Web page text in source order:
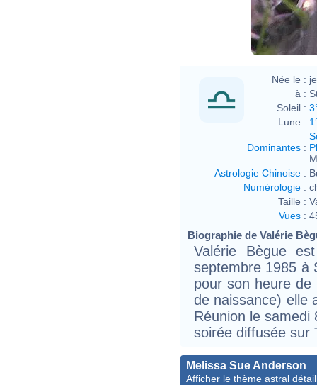
Née le :
à :
Soleil :
Lune :
Dominantes :
Astrologie Chinoise :
Numérologie :
Taille :
Vues :
Biographie de Valérie
Valérie Bègue
septembre 1985 à
pour son heure de
de naissance) elle
Réunion le
soirée diffusée sur
Melissa Sue Anderson
Afficher le thème astral